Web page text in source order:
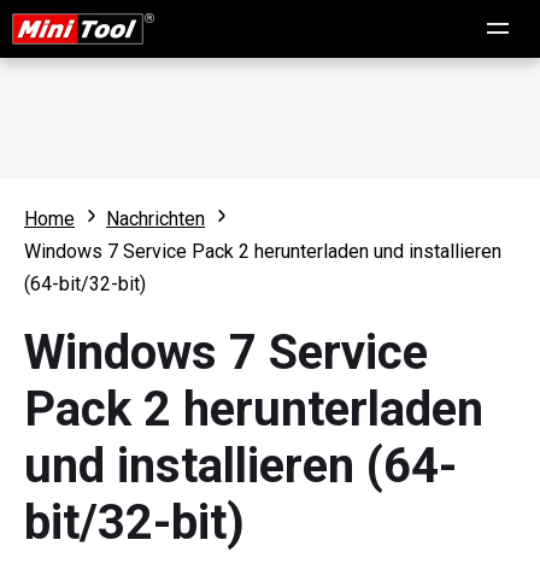
Home
Nachrichten
Windows 7 Service Pack 2 herunterladen und installieren
(64-bit/32-bit)
Windows 7 Service
Pack 2 herunterladen
und installieren (64-
bit/32-bit)